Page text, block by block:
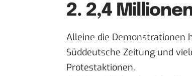
2. 2,4
Alleine die Demonstrationen
Süddeutsche Zeitung und
Protestaktionen.